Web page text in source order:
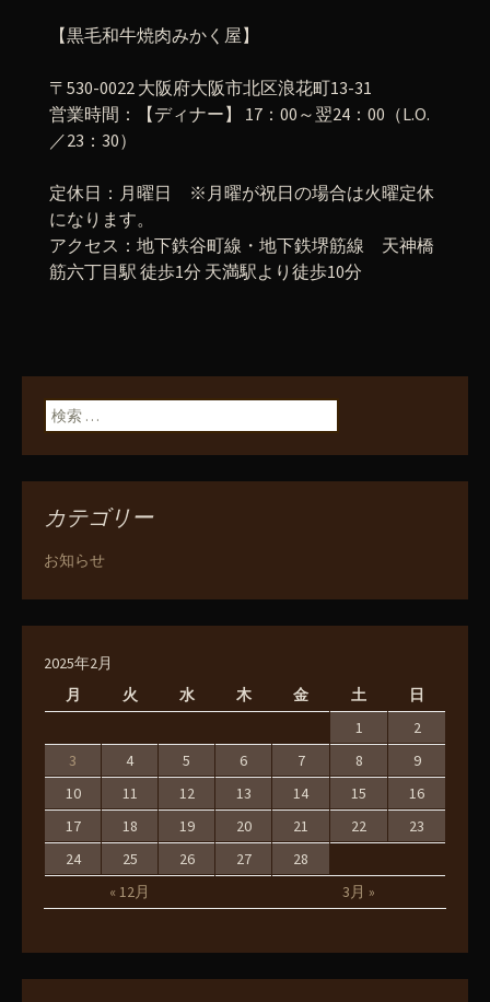
【黒毛和牛焼肉みかく屋】
〒530-0022 大阪府大阪市北区浪花町13-31
営業時間：【ディナー】 17：00～翌24：00（L.O.
／23：30）
定休日：月曜日 ※月曜が祝日の場合は火曜定休
になります。
アクセス：地下鉄谷町線・地下鉄堺筋線 天神橋
筋六丁目駅 徒歩1分 天満駅より徒歩10分
検索:
カテゴリー
お知らせ
2025年2月
月
火 水 木 金 土 日
« 12月 3月 »
1
2
3
4 5 6 7 8
9
10
11 12 13 14 15
16
17
18 19 20 21 22
23
24
25 26 27 28